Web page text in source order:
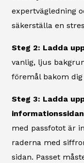
expertvägledning
säkerställa en
Steg 2: Ladda
vanlig, ljus
föremål bakom
Steg 3: Ladda
med passfotot är
raderna med
sidan. Passet